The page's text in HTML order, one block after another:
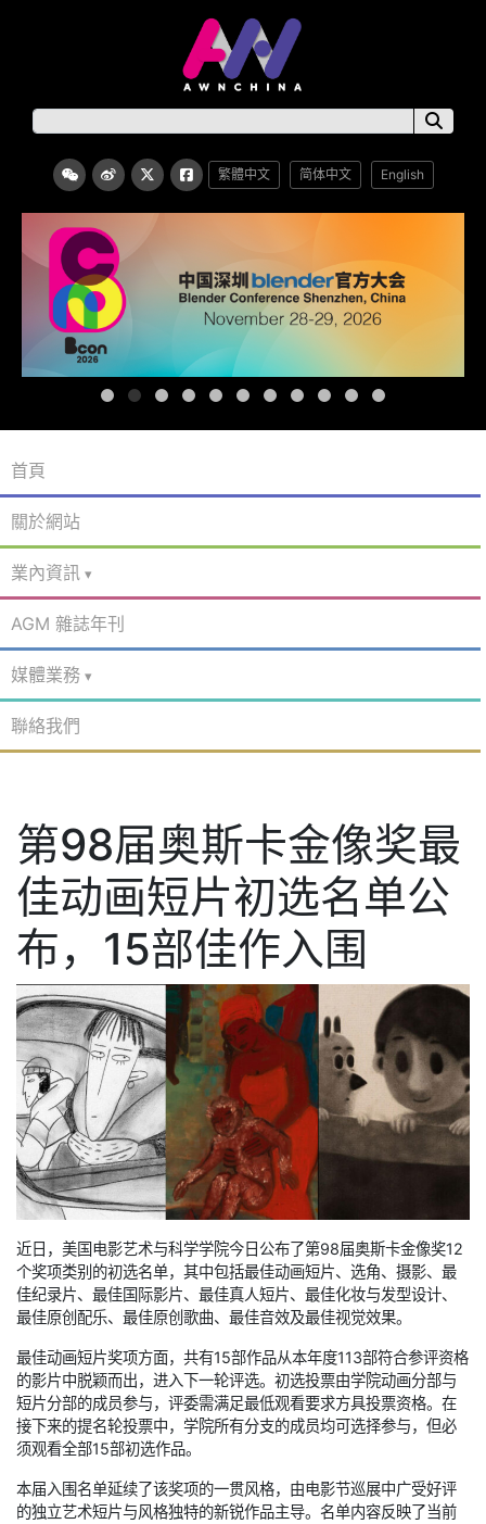
繁體中文 简体中文 English
首頁
關於網站
業內資訊
AGM 雜誌年刊
媒體業務
聯絡我們
第98届奥斯卡金像奖最
佳动画短片初选名单公
布，15部佳作入围
近日，美国电影艺术与科学学院今日公布了第98届奥斯卡金像奖12
个奖项类别的初选名单，其中包括最佳动画短片、选角、摄影、最
佳纪录片、最佳国际影片、最佳真人短片、最佳化妆与发型设计、
最佳原创配乐、最佳原创歌曲、最佳音效及最佳视觉效果。
最佳动画短片奖项方面，共有15部作品从本年度113部符合参评资格
的影片中脱颖而出，进入下一轮评选。初选投票由学院动画分部与
短片分部的成员参与，评委需满足最低观看要求方具投票资格。在
接下来的提名轮投票中，学院所有分支的成员均可选择参与，但必
须观看全部15部初选作品。
本届入围名单延续了该奖项的一贯风格，由电影节巡展中广受好评
的独立艺术短片与风格独特的新锐作品主导。名单内容反映了当前